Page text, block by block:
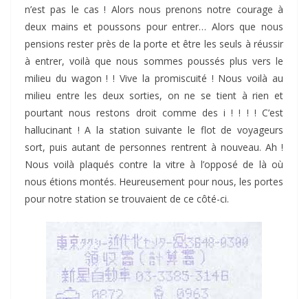
n’est pas le cas ! Alors nous prenons notre courage à
deux mains et poussons pour entrer… Alors que nous
pensions rester près de la porte et être les seuls à réussir
à entrer, voilà que nous sommes poussés plus vers le
milieu du wagon ! ! Vive la promiscuité ! Nous voilà au
milieu entre les deux sorties, on ne se tient à rien et
pourtant nous restons droit comme des i ! ! ! ! C’est
hallucinant ! A la station suivante le flot de voyageurs
sort, puis autant de personnes rentrent à nouveau. Ah !
Nous voilà plaqués contre la vitre à l’opposé de là où
nous étions montés. Heureusement pour nous, les portes
pour notre station se trouvaient de ce côté-ci.